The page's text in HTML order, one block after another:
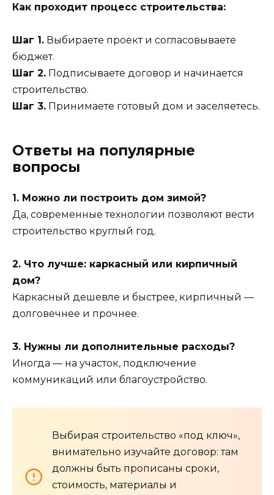
Как проходит процесс строительства:
Шаг 1. Выбираете проект и согласовываете
бюджет.
Шаг 2. Подписываете договор и начинается
строительство.
Шаг 3. Принимаете готовый дом и заселяетесь.
Ответы на популярные
вопросы
1. Можно ли построить дом зимой?
Да, современные технологии позволяют вести
строительство круглый год.
2. Что лучше: каркасный или кирпичный
дом?
Каркасный дешевле и быстрее, кирпичный —
долговечнее и прочнее.
3. Нужны ли дополнительные расходы?
Иногда — на участок, подключение
коммуникаций или благоустройство.
Выбирая строительство «под ключ»,
внимательно изучайте договор: там
должны быть прописаны сроки,
стоимость, материалы и